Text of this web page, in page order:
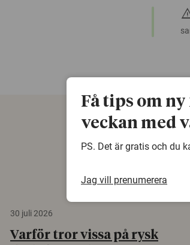
30 juli 2026
Varför tror vissa på rysk
Få tips om
veckan med
PS. Det är gratis och du
Jag vill prenumerera